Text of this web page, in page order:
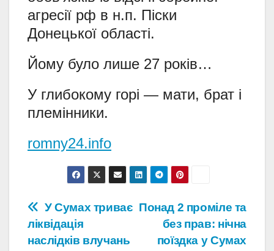
агресії рф в н.п. Піски
Донецької області.
Йому було лише 27 років…
У глибокому горі — мати, брат і
племінники.
romny24.info
Навігація
записів
Понад 2 проміле та
без прав: нічна
поїздка у Сумах
У Сумах триває
ліквідація
наслідків влучань